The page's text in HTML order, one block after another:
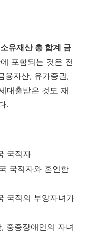
소유재산 총 합계 금
포함되는 것은 전
융자산, 유가증권,
대출받은 것도 재
.
국적자
국적자와 혼인한
국적의 부양자녀가
중증장애인의 자녀